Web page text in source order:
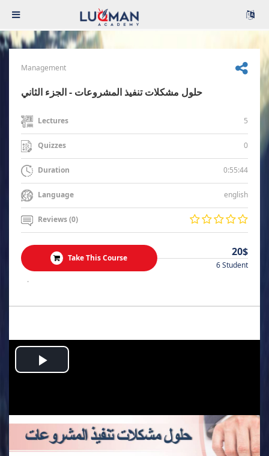
Management
حلول مشكلات تنفيذ المشروعات - الجزء الثاني
Lectures 5
Quizzes 0
Duration 0:55:44
Language english
Reviews (0)
Take This Course 20$
6 Student
.
Play